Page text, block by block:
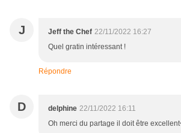
J Jeff the Chef 22/11/2022 16:27
Quel gratin intéressant !
Répondre
D delphine 22/11/2022 16:11
Oh merci du partage il doit être